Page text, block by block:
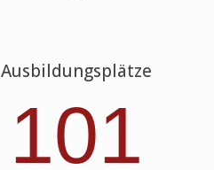
Ausbildungsplätze
101